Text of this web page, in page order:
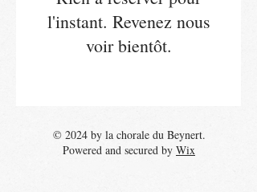
l'instant. Revenez nous
voir bientôt.
© 2024 by la chorale du Beynert.
Powered and secured by Wix